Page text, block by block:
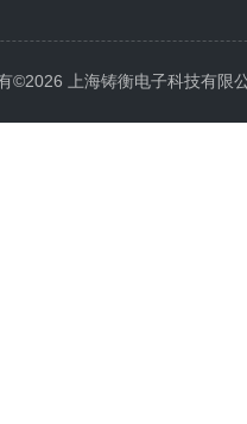
©2026 上海铸衡电子科技有